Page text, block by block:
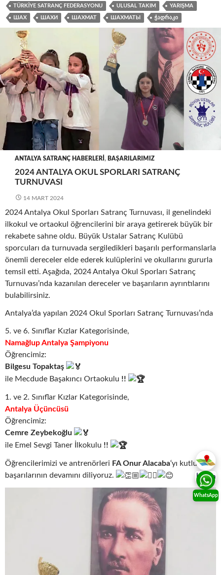
TÜRKIYE SATRANÇ FEDERASYONU ULUSAL TAKIM YARIŞMA
ШАХ ШАХИ ШАХМАТ ШАХМАТЫ ᲭᲐᲓᲠᲐᲙᲘ
ANTALYA SATRANÇ HABERLERI , BAŞARILARIMIZ
2024 ANTALYA OKUL SPORLARI SATRANÇ
TURNUVASI
14 MART 2024
2024 Antalya Okul Sporları Satranç Turnuvası, il genelindeki
ilkokul ve ortaokul öğrencilerini bir araya getirerek büyük bir
rekabete sahne oldu. Büyük Ustalar Satranç Kulübü
sporcuları da turnuvada sergiledikleri başarılı performanslarla
önemli dereceler elde ederek kulüplerini ve okullarını gururla
temsil etti. Aşağıda, 2024 Antalya Okul Sporları Satranç
Turnuvası’nda kazanılan dereceler ve başarıların ayrıntılarını
bulabilirsiniz.
Antalya’da yapılan 2024 Okul Sporları Satranç Turnuvası’nda
5. ve 6. Sınıflar Kızlar Kategorisinde,
Namağlup Antalya Şampiyonu
Öğrencimiz:
Bilgesu Topaktaş
ile Mecdude Başakıncı Ortaokulu !!
1. ve 2. Sınıflar Kızlar Kategorisinde,
Antalya Üçüncüsü
Öğrencimiz:
Cemre Zeybekoğlu
ile Emel Sevgi Taner İlkokulu !!
Öğrencilerimizi ve antrenörleri FA Onur Alacaba‘yı kutluyor,
başarılarının devamını diliyoruz.
İletişim
WhatsApp